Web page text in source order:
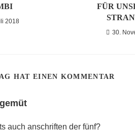
2018
FÜR
30.
HAT EINEN KOMMENTAR
auch anschriften der fünf?